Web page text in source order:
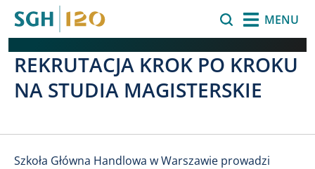
MENU
REKRUTACJA KROK PO KROKU
NA STUDIA MAGISTERSKIE
Szkoła Główna Handlowa w Warszawie prowadzi